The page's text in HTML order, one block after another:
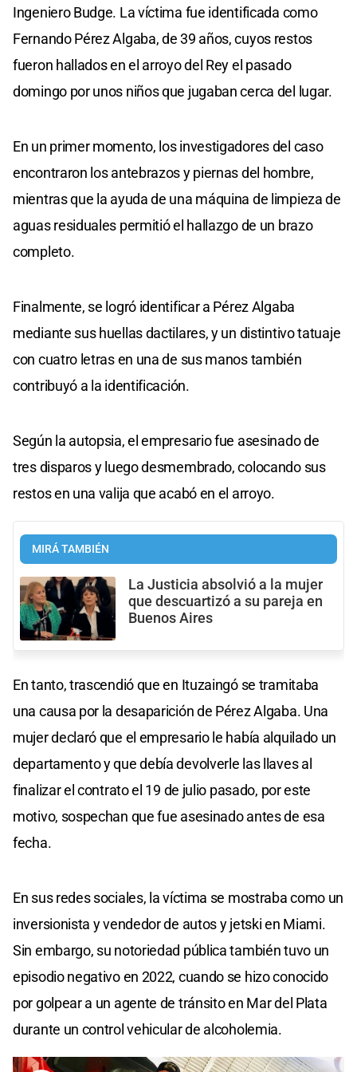
Ingeniero Budge. La víctima fue identificada como
Fernando Pérez Algaba, de 39 años, cuyos restos
fueron hallados en el arroyo del Rey el pasado
domingo por unos niños que jugaban cerca del lugar.
En un primer momento, los investigadores del caso
encontraron los antebrazos y piernas del hombre,
mientras que la ayuda de una máquina de limpieza de
aguas residuales permitió el hallazgo de un brazo
completo.
Finalmente, se logró identificar a Pérez Algaba
mediante sus huellas dactilares, y un distintivo tatuaje
con cuatro letras en una de sus manos también
contribuyó a la identificación.
Según la autopsia, el empresario fue asesinado de
tres disparos y luego desmembrado, colocando sus
restos en una valija que acabó en el arroyo.
MIRÁ TAMBIÉN
La Justicia absolvió a la mujer
que descuartizó a su pareja en
Buenos Aires
En tanto, trascendió que en Ituzaingó se tramitaba
una causa por la desaparición de Pérez Algaba. Una
mujer declaró que el empresario le había alquilado un
departamento y que debía devolverle las llaves al
finalizar el contrato el 19 de julio pasado, por este
motivo, sospechan que fue asesinado antes de esa
fecha.
En sus redes sociales, la víctima se mostraba como un
inversionista y vendedor de autos y jetski en Miami.
Sin embargo, su notoriedad pública también tuvo un
episodio negativo en 2022, cuando se hizo conocido
por golpear a un agente de tránsito en Mar del Plata
durante un control vehicular de alcoholemia.